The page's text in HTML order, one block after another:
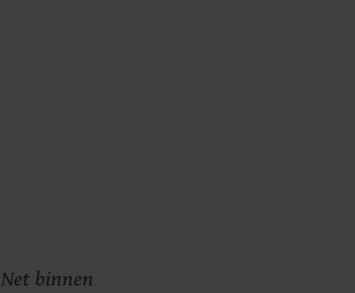
Net binnen